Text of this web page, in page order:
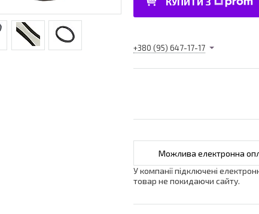
+380 (95) 647-17-17
У компанії підключені
товар не покидаючи сайту.